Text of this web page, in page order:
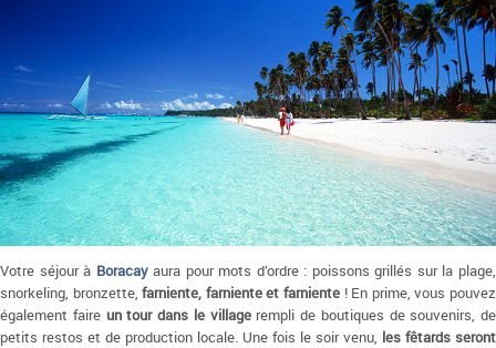
Votre séjour à Boracayaura pour mots d’ordre : poissons grillés sur la plage,
snorkeling, bronzette,farniente, farniente et farniente ! En prime, vous pouvez
également faire un tour dans le villagerempli de boutiques de souvenirs, de
petits restos et de production locale. Une fois le soir venu, les fêtards seront